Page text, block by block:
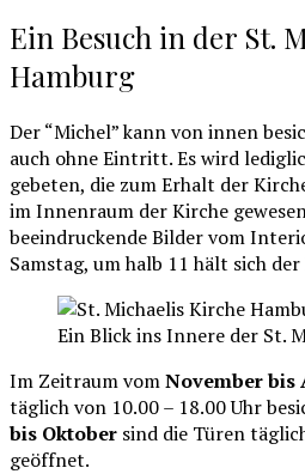
Ein Besuch in der St.
Hamburg
Der “Michel” kann von innen
auch ohne Eintritt. Es wird
gebeten, die zum Erhalt der
im Innenraum der Kirche
beeindruckende Bilder vom
Samstag, um halb 11 hält sich
Ein Blick ins Innere der St.
Im Zeitraum vomNovember bis
täglich von 10.00 – 18.00 Uhr
bis Oktober sind die Türen
geöffnet.